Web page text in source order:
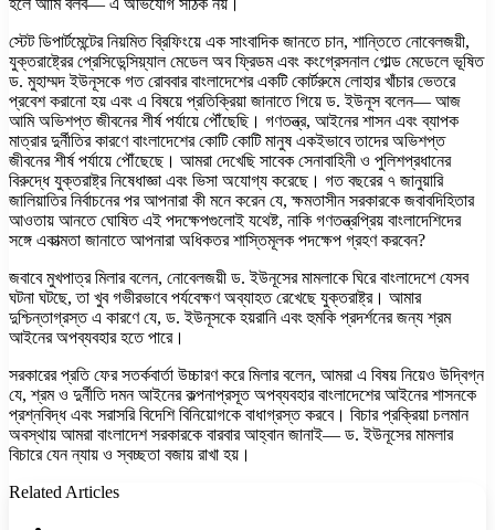
স্টেট ডিপার্টমেন্টের নিয়মিত ব্রিফিংয়ে এক সাংবাদিক জানতে চান, শান্তিতে নোবেলজয়ী,
যুক্তরাষ্ট্রের প্রেসিডেন্সিয়্যাল মেডেল অব ফ্রিডম এবং কংগ্রেসনাল গোল্ড মেডেলে ভূষিত
ড. মুহাম্মদ ইউনূসকে গত রোববার বাংলাদেশের একটি কোর্টরুমে লোহার খাঁচার ভেতরে
প্রবেশ করানো হয় এবং এ বিষয়ে প্রতিক্রিয়া জানাতে গিয়ে ড. ইউনূস বলেন— আজ
আমি অভিশপ্ত জীবনের শীর্ষ পর্যায়ে পৌঁছেছি। গণতন্ত্র, আইনের শাসন এবং ব্যাপক
মাত্রার দুর্নীতির কারণে বাংলাদেশের কোটি কোটি মানুষ একইভাবে তাদের অভিশপ্ত
জীবনের শীর্ষ পর্যায়ে পৌঁছেছে। আমরা দেখেছি সাবেক সেনাবাহিনী ও পুলিশপ্রধানের
বিরুদ্ধে যুক্তরাষ্ট্র নিষেধাজ্ঞা এবং ভিসা অযোগ্য করেছে। গত বছরের ৭ জানুয়ারি
জালিয়াতির নির্বাচনের পর আপনারা কী মনে করেন যে, ক্ষমতাসীন সরকারকে জবাবদিহিতার
আওতায় আনতে ঘোষিত এই পদক্ষেপগুলোই যথেষ্ট, নাকি গণতন্ত্রপ্রিয় বাংলাদেশিদের
সঙ্গে একাত্মতা জানাতে আপনারা অধিকতর শাস্তিমূলক পদক্ষেপ গ্রহণ করবেন?
জবাবে মুখপাত্র মিলার বলেন, নোবেলজয়ী ড. ইউনূসের মামলাকে ঘিরে বাংলাদেশে যেসব
ঘটনা ঘটছে, তা খুব গভীরভাবে পর্যবেক্ষণ অব্যাহত রেখেছে যুক্তরাষ্ট্র। আমার
দুশ্চিন্তাগ্রস্ত এ কারণে যে, ড. ইউনূসকে হয়রানি এবং হুমকি প্রদর্শনের জন্য শ্রম
আইনের অপব্যবহার হতে পারে।
সরকারের প্রতি ফের সতর্কবার্তা উচ্চারণ করে মিলার বলেন, আমরা এ বিষয় নিয়েও উদ্বিগ্ন
যে, শ্রম ও দুর্নীতি দমন আইনের কল্পনাপ্রসূত অপব্যবহার বাংলাদেশের আইনের শাসনকে
প্রশ্নবিদ্ধ এবং সরাসরি বিদেশি বিনিয়োগকে বাধাগ্রস্ত করবে। বিচার প্রক্রিয়া চলমান
অবস্থায় আমরা বাংলাদেশ সরকারকে বারবার আহ্বান জানাই— ড. ইউনূসের মামলার
বিচারে যেন ন্যায় ও স্বচ্ছতা বজায় রাখা হয়।
Related Articles